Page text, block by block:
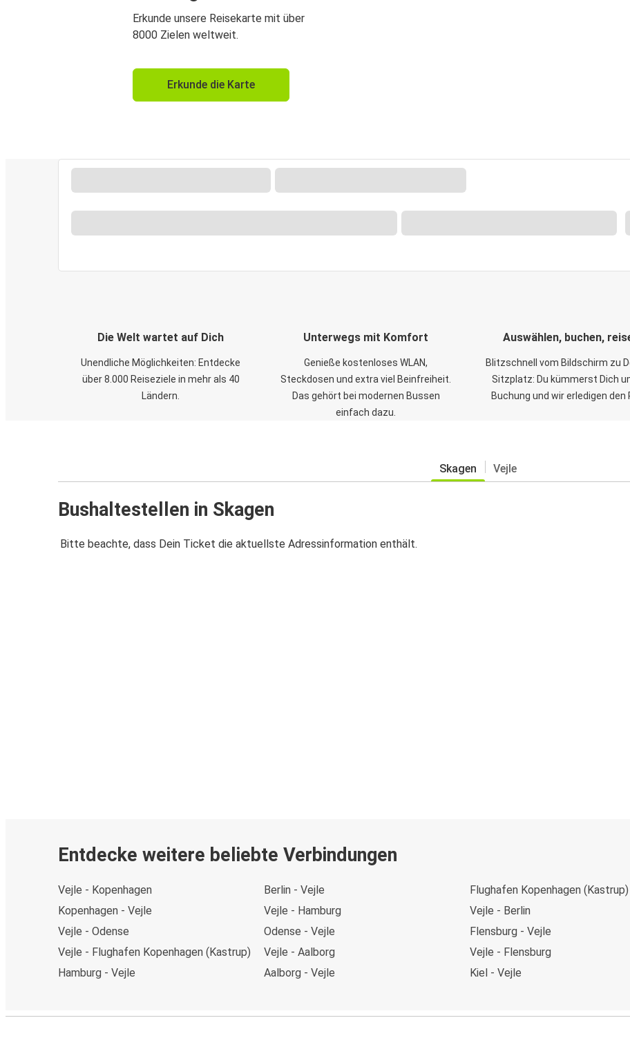
Erkunde unsere Reisekarte mit über
8000 Zielen weltweit.
Erkunde die Karte
Die Welt wartet auf Dich
Unendliche Möglichkeiten: Entdecke
über 8.000 Reiseziele in mehr als 40
Ländern.
Unterwegs mit Komfort
Genieße kostenloses WLAN,
Steckdosen und extra viel Beinfreiheit.
Das gehört bei modernen Bussen
einfach dazu.
Auswählen, buchen,
Blitzschnell vom Bildschirm zu
Sitzplatz: Du kümmerst Dich
Buchung und wir erledigen den
Skagen Vejle
Bushaltestellen in Skagen
Bitte beachte, dass Dein Ticket die aktuellste Adressinformation enthält.
Entdecke weitere beliebte Verbindungen
Vejle - Kopenhagen
Kopenhagen - Vejle
Vejle - Odense
Vejle - Flughafen Kopenhagen (Kastrup)
Hamburg - Vejle
Berlin - Vejle
Vejle - Hamburg
Odense - Vejle
Vejle - Aalborg
Aalborg - Vejle
Flughafen Kopenhagen
Vejle - Berlin
Flensburg - Vejle
Vejle - Flensburg
Kiel - Vejle